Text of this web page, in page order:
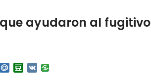
ayudaron al fugitivo
TumblrMail.RuDouban
VK